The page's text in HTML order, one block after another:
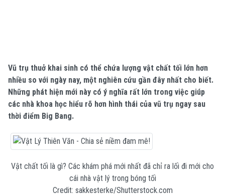
Vũ trụ thuở khai sinh có thể chứa lượng vật chất tối lớn hơn
nhiều so với ngày nay, một nghiên cứu gần đây nhất cho biết.
Những phát hiện mới này có ý nghĩa rất lớn trong việc giúp
các nhà khoa học hiểu rõ hơn hình thái của vũ trụ ngay sau
thời điểm Big Bang.
Vật chất tối là gì? Các khám phá mới nhất đã chỉ ra lối đi mới cho
cái nhà vật lý trong bóng tối
Credit: sakkesterke/Shutterstock.com